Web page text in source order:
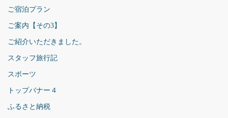
ご宿泊プラン
ご案内【その3】
ご紹介いただきました。
スタッフ旅行記
スポーツ
トップバナー４
ふるさと納税